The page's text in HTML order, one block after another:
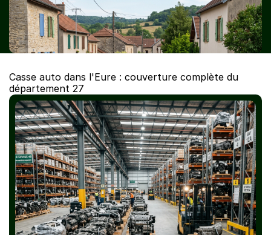
CasseAutoVHU, centre VHU agréé, enlève votre épave partout
dans l'Eure (27). Évreux, Vernon, Louviers : devis gratuit et pièces
de réemploi via Careco.
Casse auto dans l'Eure : couverture complète du
département 27